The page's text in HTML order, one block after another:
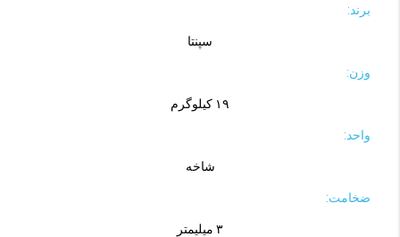
برند:
سپنتا
وزن:
۱۹ کیلوگرم
واحد:
شاخه
ضخامت:
۳ میلیمتر